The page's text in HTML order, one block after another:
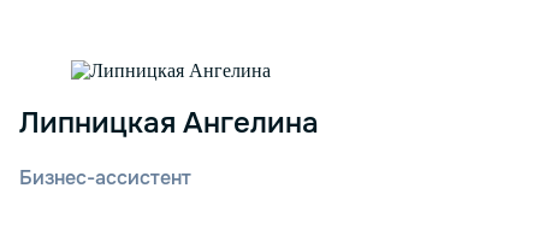
Липницкая Ангелина
Бизнес-ассистент